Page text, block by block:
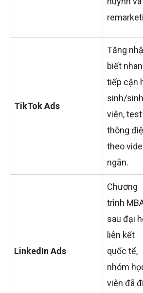
TikTok Ads
Tăng
biết
tiếp cận
sinh/sinh
viên, test
thông
theo
ngắn.
LinkedIn Ads
Chương
trình
sau đại
liên kết
quốc tế,
nhóm
viên đã đi